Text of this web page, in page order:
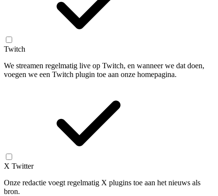
Twitch
We streamen regelmatig live op Twitch, en wanneer we dat doen,
voegen we een Twitch plugin toe aan onze homepagina.
X Twitter
Onze redactie voegt regelmatig X plugins toe aan het nieuws als
bron.